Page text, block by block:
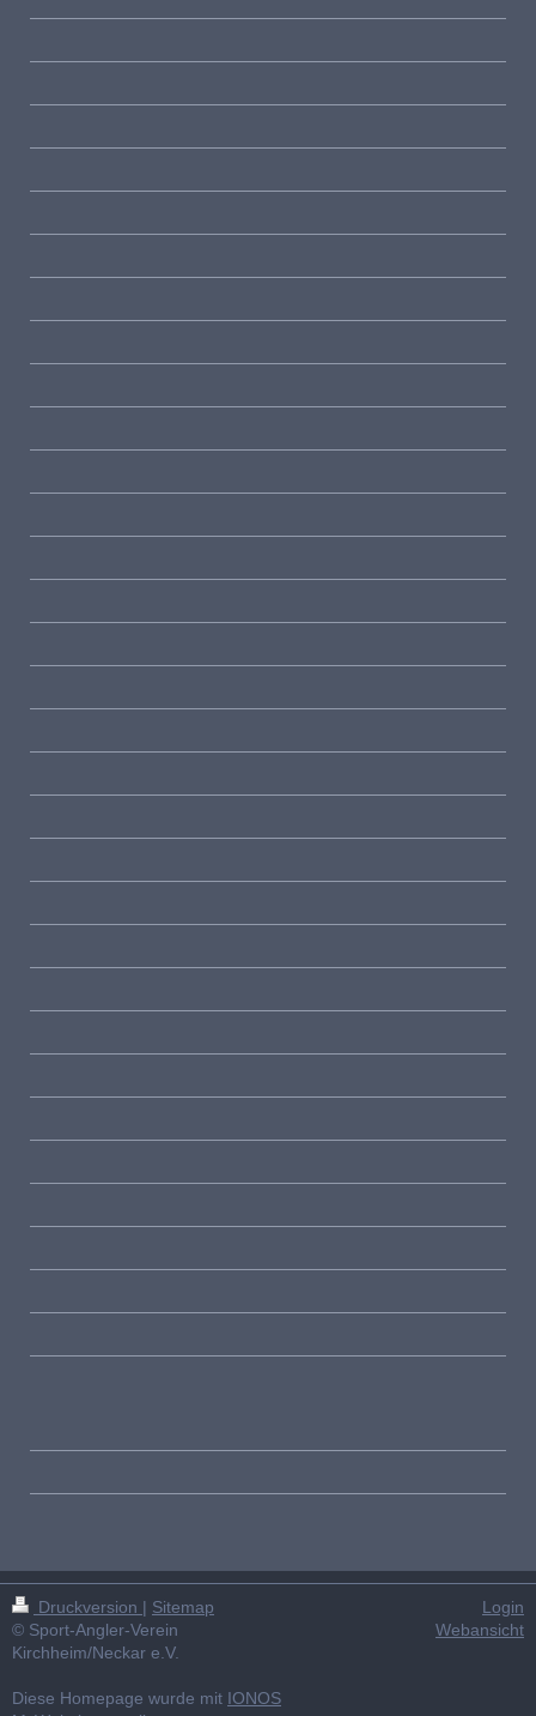
Druckversion | Sitemap
© Sport-Angler-Verein
Kirchheim/Neckar e.V.
Diese Homepage wurde mit IONOS
Login
Webansicht